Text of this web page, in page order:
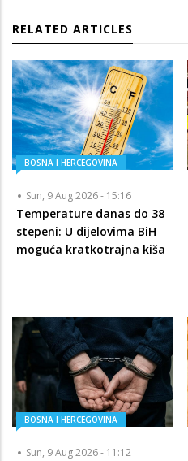
RELATED ARTICLES
BOSNA I HERCEGOVINA
Sun, 9 Aug 2026 - 15:16
Temperature danas do 38
stepeni: U dijelovima BiH
moguća kratkotrajna kiša
BOSNA I HERCEGOVINA
Sun, 9 Aug 2026 - 11:12